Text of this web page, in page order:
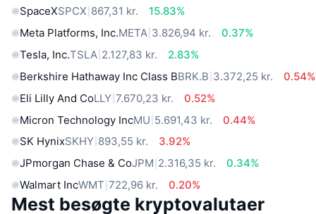
SpaceXSPCX 867,31 kr.
15.83%
Meta Platforms, Inc.META 3.826,94 kr.
0.37%
Tesla, Inc.TSLA 2.127,83 kr.
2.83%
Berkshire Hathaway Inc Class BBRK.B 3.372,25 kr.
0.54%
Eli Lilly And CoLLY 7.670,23 kr.
0.52%
Micron Technology IncMU 5.691,43 kr.
0.44%
SK HynixSKHY 893,55 kr.
3.92%
JPmorgan Chase & CoJPM 2.316,35 kr.
0.34%
Walmart IncWMT 722,96 kr. 0.20%
Mest besøgte kryptovalutaer